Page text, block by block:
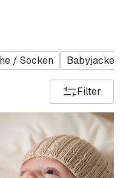
/ Socken Babyjacke
Filter